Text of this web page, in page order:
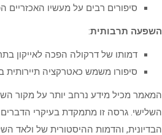
סיפורים רבים על מעשיו האכזריים
השפעה תרבותית:
דמותו של דרקולה הפכה לאייקון
סיפורו משמש כאטרקציה תיירותית
המאמר מכיל מידע נרחב יותר על מקור
השלישי. גרסה זו מתמקדת בעיקרי
הבדיונית, והדמות ההיסטורית של ולאד